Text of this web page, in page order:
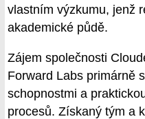
vlastním výzkumu, jenž
akademické půdě.
Zájem společnosti
Forward Labs primárně
schopnostmi a
procesů. Získaný tým a